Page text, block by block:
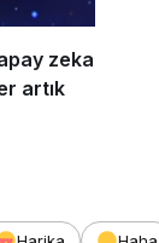
zeka
artık